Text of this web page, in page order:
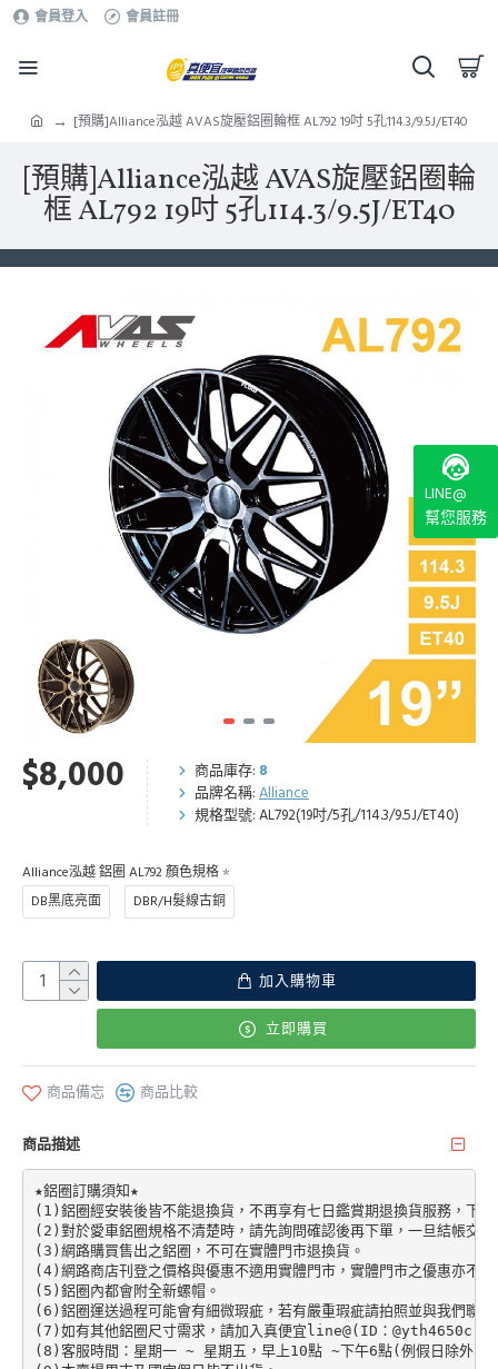
會員登入 會員註冊
[預購]Alliance泓越 AVAS旋壓鋁圈輪框 AL792 19吋 5孔114.3/9.5J/ET40
[預購]Alliance泓越 AVAS旋壓鋁圈輪
框 AL792 19吋 5孔114.3/9.5J/ET40
$8,000 商品庫存: 8
品牌名稱: Alliance
規格型號: AL792(19吋/5孔/114.3/9.5J/ET40)
Alliance泓越 鋁圈 AL792 顏色規格
DB黑底亮面
DBR/H髮線古銅
加入購物車
立即購買
商品備忘 商品比較
商品描述
★鋁圈訂購須知★
(1)鋁圈經安裝後皆不能退換貨，不再享有七日鑑賞期退換貨服務，
(2)對於愛車鋁圈規格不清楚時，請先詢問確認後再下單，一旦結帳交
(3)網路購買售出之鋁圈，不可在實體門市退換貨。
(4)網路商店刊登之價格與優惠不適用實體門市，實體門市之優惠亦不適
(5)鋁圈內都會附全新螺帽。
(6)鋁圈運送過程可能會有細微瑕疵，若有嚴重瑕疵請拍照並與我們聯絡
(7)如有其他鋁圈尺寸需求，請加入真便宜line@(ID：@yth4650c)。
(8)客服時間：星期一 ~ 星期五，早上10點 ~下午6點(例假日除外)。
LINE@
幫您服務